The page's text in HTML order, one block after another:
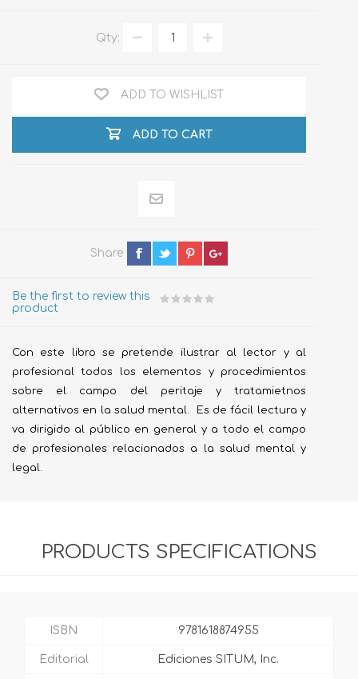
Qty:
ADD TO WISHLIST
ADD TO CART
Share
Be the first to review this
product
Con este libro se pretende ilustrar al lector y al
profesional todos los elementos y procedimientos
sobre el campo del peritaje y tratamietnos
alternativos en la salud mental. Es de fácil lectura y
va dirigido al público en general y a todo el campo
de profesionales relacionados a la salud mental y
legal.
PRODUCTS SPECIFICATIONS
ISBN 9781618874955
Editorial Ediciones SITUM, Inc.